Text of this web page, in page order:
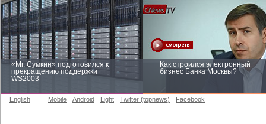
«Mr. Сумкин» подготовился к
прекращению поддержки
WS2003
Как строился электронный
бизнес Банка Москвы?
English Mobile Android Light Twitter (topnews) Facebook